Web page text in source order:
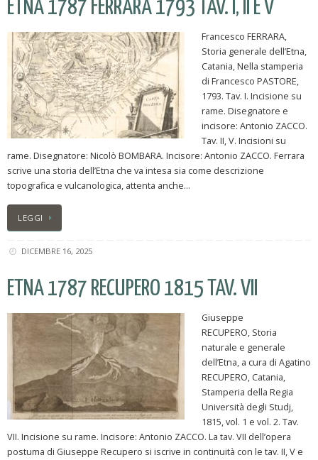
ETNA 1787 FERRARA 1793 TAV. I, II E V
Francesco FERRARA,
Storia generale dell’Etna,
Catania, Nella stamperia
di Francesco PASTORE,
1793. Tav. I. Incisione su
rame. Disegnatore e
incisore: Antonio ZACCO.
Tav. II, V. Incisioni su
rame. Disegnatore: Nicolò BOMBARA. Incisore: Antonio ZACCO. Ferrara
scrive una storia dell’Etna che va intesa sia come descrizione
topografica e vulcanologica, attenta anche…
LEGGI
DICEMBRE 16, 2025
ETNA 1787 RECUPERO 1815 TAV. VII
Giuseppe
RECUPERO, Storia
naturale e generale
dell’Etna, a cura di Agatino
RECUPERO, Catania,
Stamperia della Regia
Università degli Studj,
1815, vol. 1 e vol. 2. Tav.
VII. Incisione su rame. Incisore: Antonio ZACCO. La tav. VII dell’opera
postuma di Giuseppe Recupero si iscrive in continuità con le tav. II, V e